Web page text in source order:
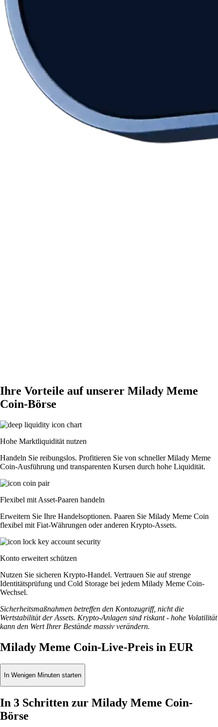
Ihre Vorteile auf unserer Milady Meme
Coin-Börse
Hohe Marktliquidität nutzen
Handeln Sie reibungslos. Profitieren Sie von schneller Milady Meme
Coin-Ausführung und transparenten Kursen durch hohe Liquidität.
Flexibel mit Asset-Paaren handeln
Erweitern Sie Ihre Handelsoptionen. Paaren Sie Milady Meme Coin
flexibel mit Fiat-Währungen oder anderen Krypto-Assets.
Konto erweitert schützen
Nutzen Sie sicheren Krypto-Handel. Vertrauen Sie auf strenge
Identitätsprüfung und Cold Storage bei jedem Milady Meme Coin-
Wechsel.
Sicherheitsmaßnahmen betreffen den Kontozugriff, nicht die
Wertstabilität der Assets. Krypto-Anlagen sind riskant - hohe Volatilität
kann den Wert Ihrer Bestände massiv verändern.
Milady Meme Coin-Live-Preis in EUR
In Wenigen Minuten starten
In 3 Schritten zur Milady Meme Coin-
Börse